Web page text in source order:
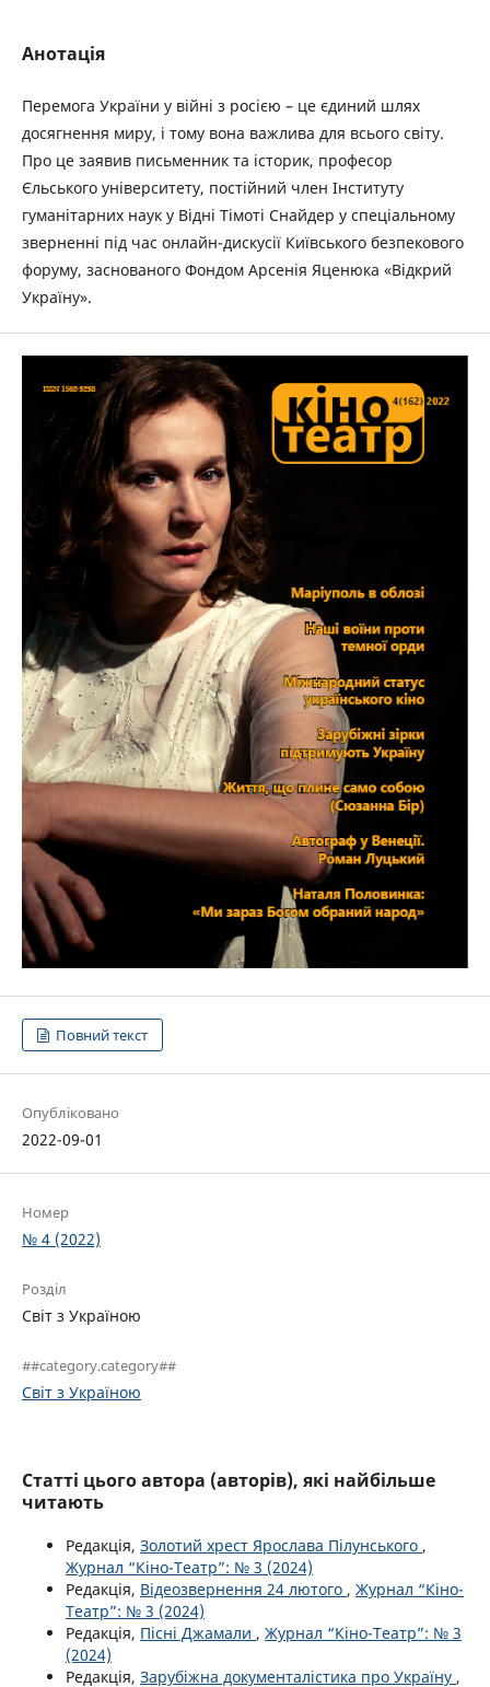
Анотація
Перемога України у війні з росією – це єдиний шлях
досягнення миру, і тому вона важлива для всього світу.
Про це заявив письменник та історик, професор
Єльського університету, постійний член Інституту
гуманітарних наук у Відні Тімоті Снайдер у спеціальному
зверненні під час онлайн-дискусії Київського безпекового
форуму, заснованого Фондом Арсенія Яценюка «Відкрий
Україну».
Повний текст
Опубліковано
2022-09-01
Номер
№ 4 (2022)
Розділ
Світ з Україною
##category.category##
Світ з Україною
Статті цього автора (авторів), які найбільше
читають
Редакція, Золотий хрест Ярослава Пілунського ,
Журнал “Кіно-Театр”: № 3 (2024)
Редакція, Відеозвернення 24 лютого , Журнал “Кіно-
Театр”: № 3 (2024)
Редакція, Пісні Джамали , Журнал “Кіно-Театр”: № 3
(2024)
Редакція, Зарубіжна документалістика про Україну ,